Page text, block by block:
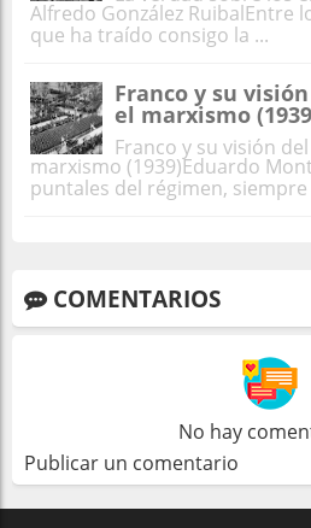
Alfredo González RuibalEntre
que ha traído consigo la ...
Franco y su
el marxismo
Franco y su visión
marxismo (1939)Eduardo
puntales del régimen, siempre
COMENTARIOS
No hay
Publicar un comentario